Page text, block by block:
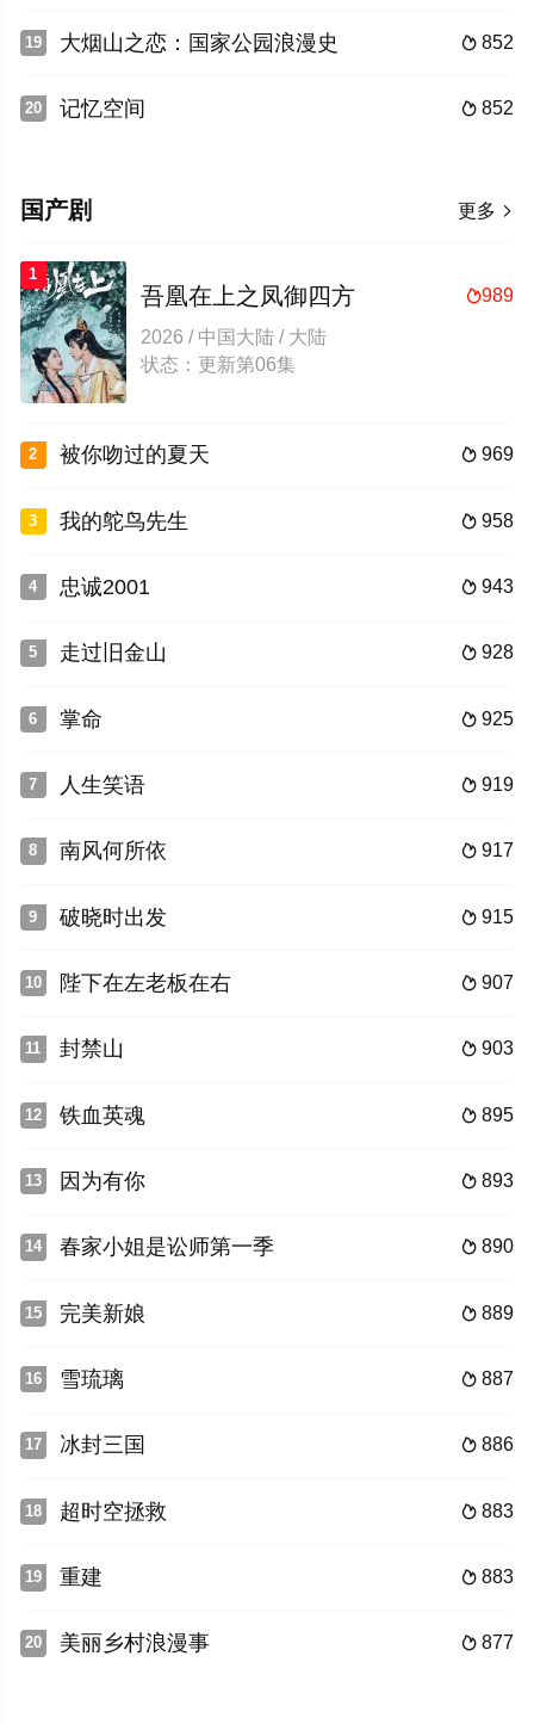
19  852
大烟山之恋：国家公园浪漫史
20  852
记忆空间
更多 
国产剧
1
989
吾凰在上之凤御四方
2026 / 中国大陆 / 大陆
状态：更新第06集
2  969
被你吻过的夏天
3  958
我的鸵鸟先生
4  943
忠诚2001
5  928
走过旧金山
6  925
掌命
7  919
人生笑语
8  917
南风何所依
9  915
破晓时出发
10  907
陛下在左老板在右
11  903
封禁山
12  895
铁血英魂
13  893
因为有你
14  890
春家小姐是讼师第一季
15  889
完美新娘
16  887
雪琉璃
17  886
冰封三国
18  883
超时空拯救
19  883
重建
20  877
美丽乡村浪漫事